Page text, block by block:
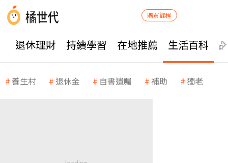
購買課程
退休理財 持續學習 在地推薦 生活百科
養生村 退休金 自書遺囑 補助 獨老